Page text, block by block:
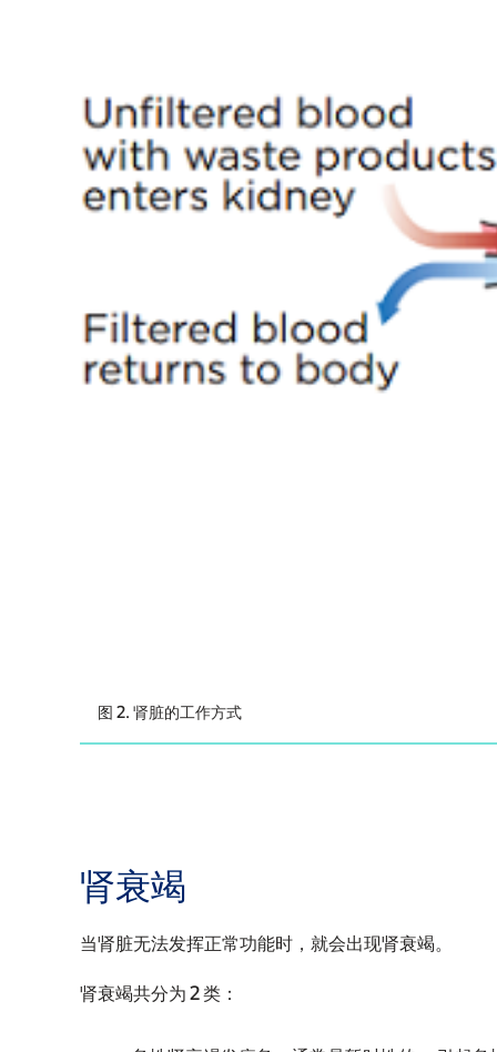
图 2. 肾脏的工作方式
肾衰竭
当肾脏无法发挥正常功能时，就会出现肾衰竭。
肾衰竭共分为 2 类：